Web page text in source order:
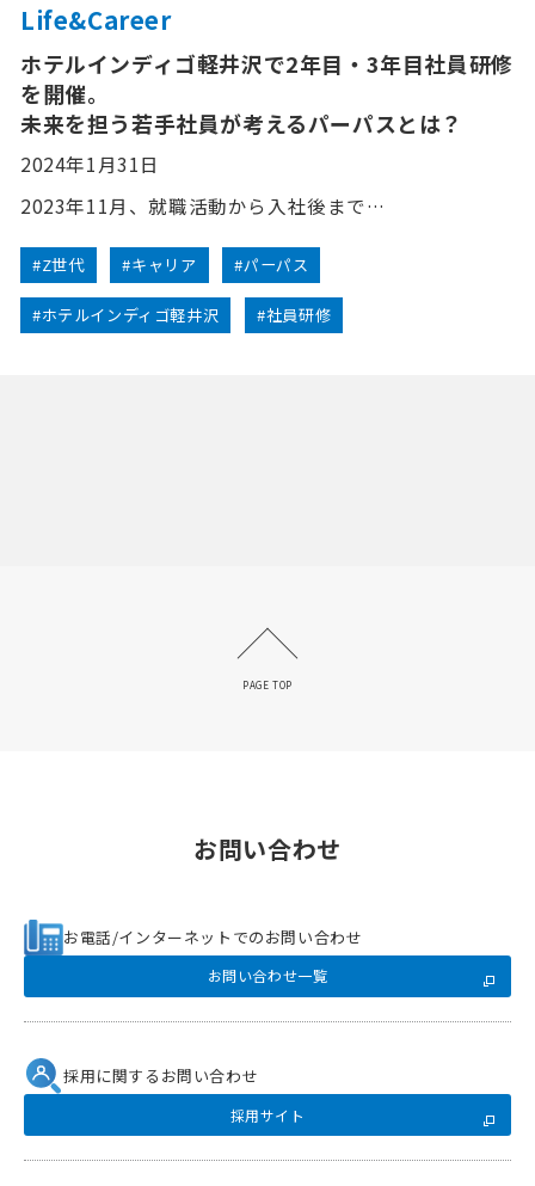
Life&Career
ホテルインディゴ軽井沢で2年目・3年目社員研修
を開催。
未来を担う若手社員が考えるパーパスとは？
2024年1月31日
2023年11月、就職活動から入社後まで…
#Z世代 #キャリア #パーパス
#ホテルインディゴ軽井沢 #社員研修
PAGE TOP
お問い合わせ
お電話/インターネットでのお問い合わせ
お問い合わせ一覧
採用に関するお問い合わせ
採用サイト